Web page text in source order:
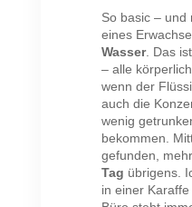
So basic – und
eines
Wasser. Das
– alle
wenn der
auch die
wenig
bekommen.
gefunden,
Tag übrigens.
in einer